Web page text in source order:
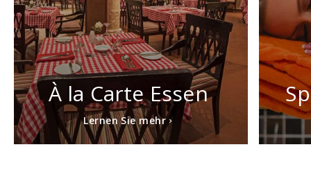
À la Carte Essen
Lernen Sie mehr